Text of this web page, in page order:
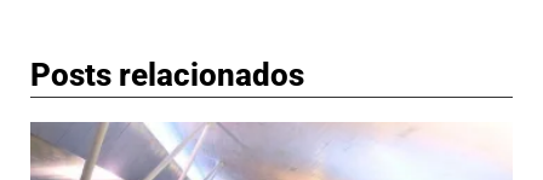
Posts relacionados